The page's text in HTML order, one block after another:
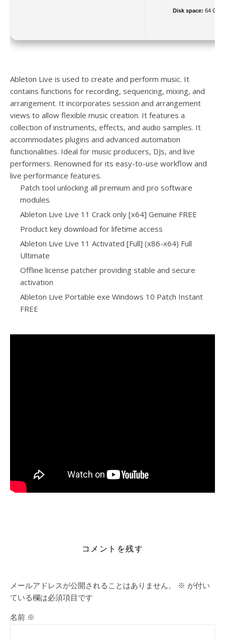
Disk space: 64 GB
Ableton Live is used to create and perform music. It
contains functions for recording, sequencing, mixing, and
arrangement. It incorporates session and arrangement
views to allow flexible music creation. It features a
collection of instruments, effects, and audio samples. It
accommodates plugins and advanced automation
functionalities. Ideal for music producers, DJs, and live
performers. Renowned for its easy-to-use workflow and
live performance features.
Patch tool unlocking all premium and pro software
modules
Ableton Live Live 11 Crack only [x64] Genuine FREE
Product key download for lifetime access
Ableton Live Live 11 Activated [Full] (x86-x64) Full
Ultimate
Offline license patcher providing stable and secure
activation
Ableton Live Portable exe Windows 10 Patch Instant
FREE
コメントを残す
メールアドレスが公開されることはありません。 ※ が付い
ている欄は必須項目です
名前 ※